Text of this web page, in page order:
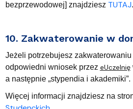
bezprzewodowej] znajdziesz TUTAJ.
10. Zakwaterowanie w
Jeżeli potrzebujesz zakwaterowaniu
odpowiedni wniosek przez eUczelnię
a następnie „stypendia i akademiki”.
Więcej informacji znajdziesz na